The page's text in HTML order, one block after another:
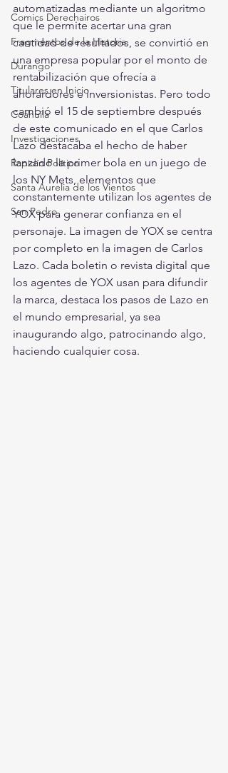
Comics Derechairos
Fragmentos de la Historia
Durango
Titulares en Inicio
Coahuila
Investigaciones
Rapidín Político
Santa Aurelia de los Vientos
San Pedro
automatizadas mediante un algoritmo
que le permite acertar una gran
cantidad de resultados, se convirtió en
una empresa popular por el monto de
rentabilización que ofrecía a
ahorardores e inversionistas. Pero todo
cambió el 15 de septiembre después
de este comunicado en el que Carlos
Lazo destacaba el hecho de haber
lanzado la primer bola en un juego de
los NY Mets, elementos que
constantemente utilizan los agentes de
YOX para generar confianza en el
personaje. La imagen de YOX se centra
por completo en la imagen de Carlos
Lazo. Cada boletin o revista digital que
los agentes de YOX usan para difundir
la marca, destaca los pasos de Lazo en
el mundo empresarial, ya sea
inaugurando algo, patrocinando algo,
haciendo cualquier cosa.